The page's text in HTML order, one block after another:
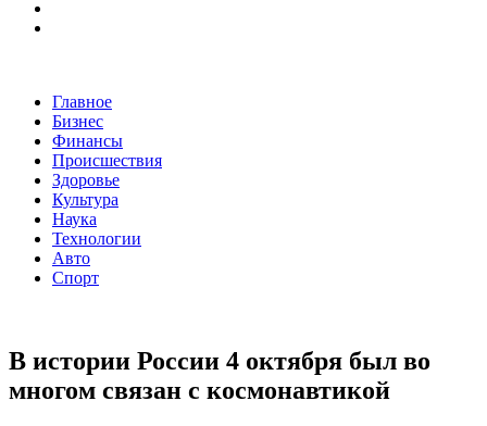
Главное
Бизнес
Финансы
Происшествия
Здоровье
Культура
Наука
Технологии
Авто
Спорт
В истории России 4 октября был во
многом связан с космонавтикой